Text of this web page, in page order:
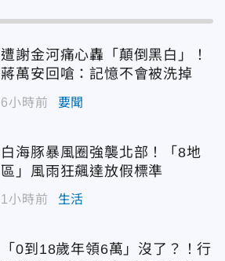
遭謝金河痛心轟「顛倒黑白」！
蔣萬安回嗆：記憶不會被洗掉
6小時前 要聞
白海豚暴風圈強襲北部！「8地
區」風雨狂飆達放假標準
1小時前 生活
「0到18歲年領6萬」沒了？！行